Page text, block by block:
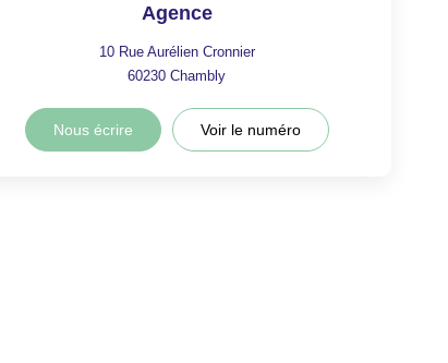
Agence
10 Rue Aurélien Cronnier
60230Chambly
Nous écrire Voir le numéro